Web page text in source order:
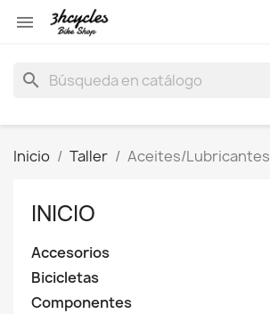

search
Inicio Taller Aceites/Lubricantes
INICIO
Accesorios
Bicicletas
Componentes